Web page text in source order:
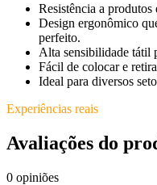
Resistência a
Design ergonômico
perfeito.
Alta sensibilidade tátil
Fácil de colocar e
Ideal para diversos
Experiências reais
Avaliações do
0 opiniões